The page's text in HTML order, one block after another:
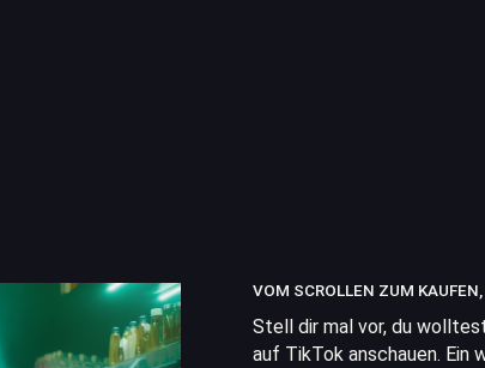
VOM SCROLLEN ZUM
Stell dir mal vor, du
auf TikTok anschauen. Ein